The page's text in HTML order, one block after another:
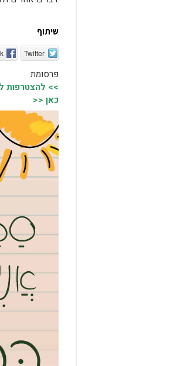
שיתוף
Twitter
פרסומת
>> להצטרפות
כאן <<